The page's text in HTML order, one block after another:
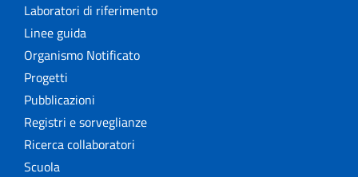
Laboratori di riferimento
Linee guida
Organismo Notificato
Progetti
Pubblicazioni
Registri e sorveglianze
Ricerca collaboratori
Scuola